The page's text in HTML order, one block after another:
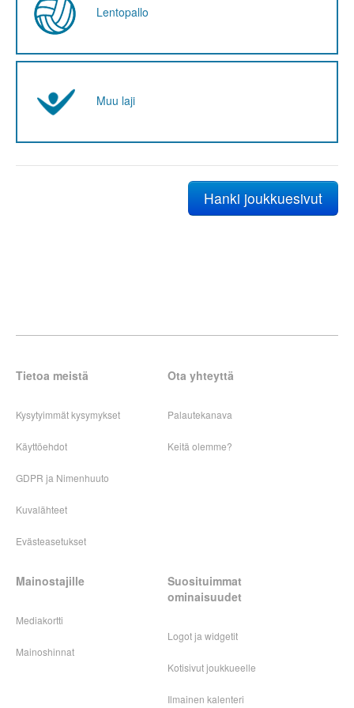
Lentopallo
Muu laji
Hanki joukkuesivut
Tietoa meistä
Kysytyimmät kysymykset
Käyttöehdot
GDPR ja Nimenhuuto
Kuvalähteet
Evästeasetukset
Ota yhteyttä
Palautekanava
Keitä olemme?
Mainostajille
Mediakortti
Mainoshinnat
Suosituimmat
ominaisuudet
Logot ja widgetit
Kotisivut joukkueelle
Ilmainen kalenteri